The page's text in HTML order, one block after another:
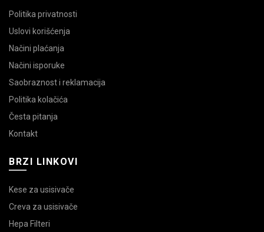
Politika privatnosti
Uslovi korišćenja
Načini plaćanja
Načini isporuke
Saobraznost i reklamacija
Politika kolačića
Česta pitanja
Kontakt
BRZI LINKOVI
Kese za usisivače
Creva za usisivače
Hepa Filteri